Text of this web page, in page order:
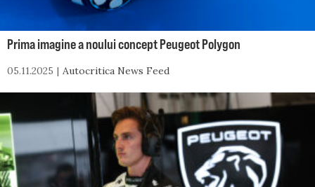
Prima imagine a noului concept Peugeot Polygon
05.11.2025 Autocritica News Feed